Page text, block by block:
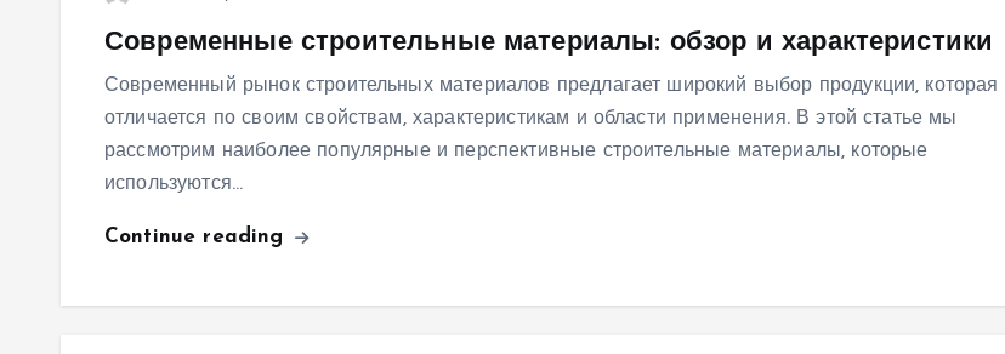
Современные строительные материалы: обзор и характеристики
Современный рынок строительных материалов предлагает широкий выбор продукции, которая
отличается по своим свойствам, характеристикам и области применения. В этой статье мы
рассмотрим наиболее популярные и перспективные строительные материалы, которые
используются…
Continue reading